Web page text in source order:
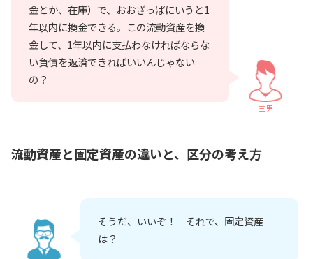
金とか、在庫）で、おおざっぱにいうと1
年以内に換金できる。この流動資産を換
金して、1年以内に支払わなければならな
い負債を返済できればいいんじゃない
の？
三男
流動資産と固定資産の違いと、区分の考え方
そうだ、いいぞ！ それで、固定資産
は？